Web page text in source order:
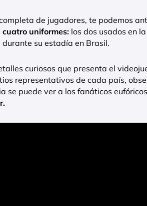
de jugadores, te podemos
uniformes: los dos usados en
su estadía en Brasil.
curiosos que presenta el
representativos de cada país,
se puede ver a los fanáticos